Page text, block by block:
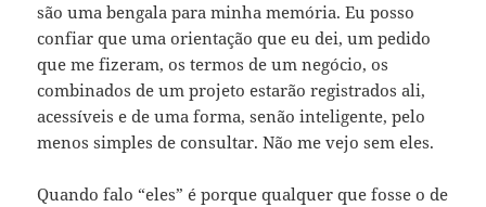
são uma bengala para minha memória. Eu posso
confiar que uma orientação que eu dei, um pedido
que me fizeram, os termos de um negócio, os
combinados de um projeto estarão registrados ali,
acessíveis e de uma forma, senão inteligente, pelo
menos simples de consultar. Não me vejo sem eles.
Quando falo “eles” é porque qualquer que fosse o de